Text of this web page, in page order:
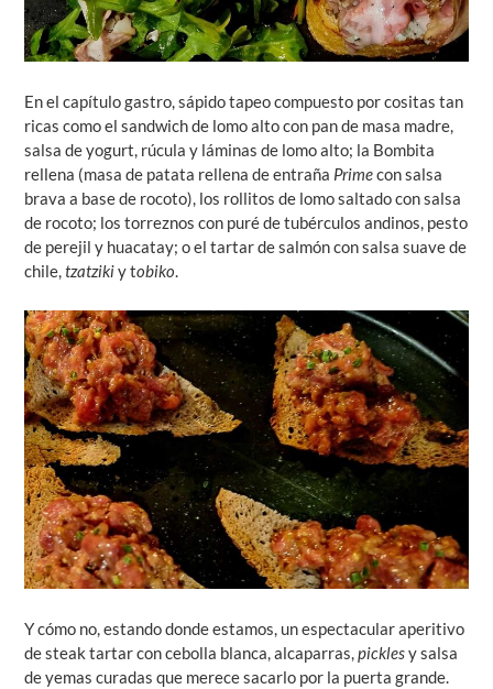
En el capítulo gastro, sápido tapeo compuesto por cositas tan
ricas como el sandwich de lomo alto con pan de masa madre,
salsa de yogurt, rúcula y láminas de lomo alto; la Bombita
rellena (masa de patata rellena de entraña Primecon salsa
brava a base de rocoto), los rollitos de lomo saltado con salsa
de rocoto; los torreznos con puré de tubérculos andinos, pesto
de perejil y huacatay; o el tartar de salmón con salsa suave de
chile,tzatzikiy tobiko.
Y cómo no, estando donde estamos, un espectacular aperitivo
de steak tartar con cebolla blanca, alcaparras,picklesy salsa
de yemas curadas que merece sacarlo por la puerta grande.